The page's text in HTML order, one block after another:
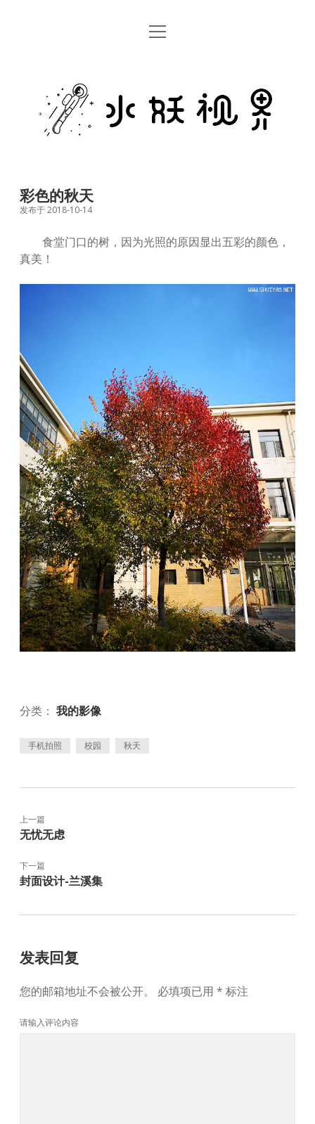
首页
关于
open
妖
视
彩色的秋天
发布于 2018-10-14
食堂门口的树，因为光照的原因显出五彩的颜色，
真美！
分类： 我的影像
手机拍照 校园 秋天
上一篇
无忧无虑
下一篇
封面设计-兰溪集
发表回复
您的邮箱地址不会被公开。 必填项已用 * 标注
请输入评论内容